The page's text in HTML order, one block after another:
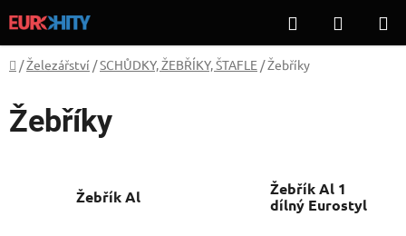
na
obsah
Hledat
KOŠÍK
Domů
/Železářství /SCHŮDKY, ŽEBŘÍKY, ŠTAFLE /Žebříky
Žebříky
Žebřík Al
Žebřík Al 1
dílný Eurostyl